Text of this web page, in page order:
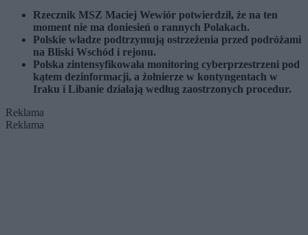
Rzecznik MSZ Maciej Wewiór potwierdził, że na ten
moment nie ma doniesień o rannych Polakach.
Polskie władze podtrzymują ostrzeżenia przed podróżami
na Bliski Wschód i rejonu.
Polska zintensyfikowała monitoring cyberprzestrzeni pod
kątem dezinformacji, a żołnierze w kontyngentach w
Iraku i Libanie działają według zaostrzonych procedur.
Reklama
Reklama